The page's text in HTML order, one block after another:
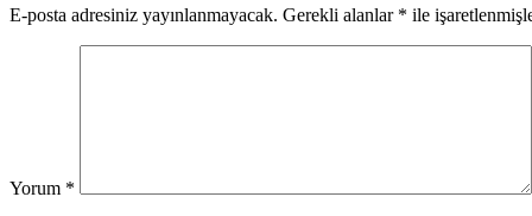
E-posta adresiniz yayınlanmayacak. Gerekli alanlar * ile
Yorum *